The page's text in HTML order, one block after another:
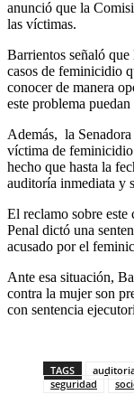
anunció que la
las víctimas.
Barrientos señaló
casos de feminicidio
conocer de manera
este problema
Además, la
víctima de
hecho que hasta la
auditoría inmediata y
El reclamo sobre este
Penal dictó una
acusado por el
Ante esa situación,
contra la mujer son
con sentencia
TAGS
seguridad